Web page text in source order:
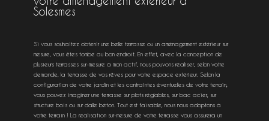
Solesmes
Si vous souhaitez obtenir une belle terrasse ou un aménagement extérieur sur
mesure, vous êtes tombé au bon endroit. En effet, avec la conception de
plusieurs terrasses sur-mesure à mon actif, nous pouvons réaliser, selon votre
demande, la terrasse de vos rêves pour votre espace extérieur. Selon la
configuration de votre jardin et les contraintes éventuelles de votre terrain,
vous pouvez imaginer une terrasse sur plots réglables, sur bac acier, sur
structure bois ou sur dalle béton. Tout est faisable, nous nous adoptons à
votre terrain ! La réalisation sur-mesure de votre terrasse vous assurera un